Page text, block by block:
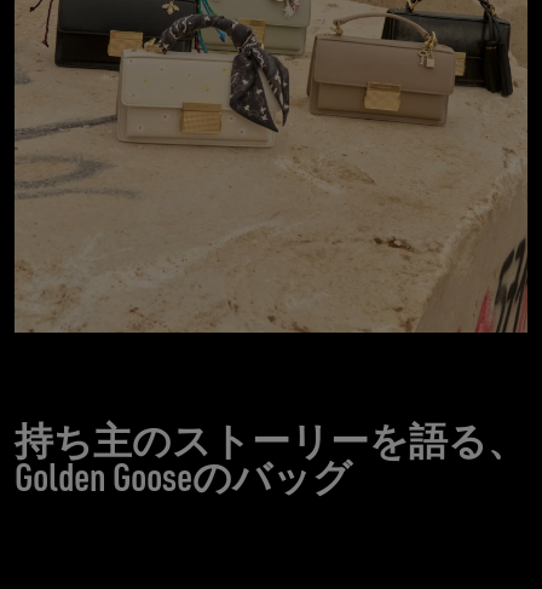
持ち主のストーリーを語る、
Golden Gooseのバッグ